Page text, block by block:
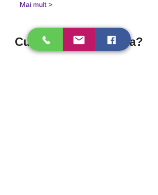
Mai mult >
Cum ne poți contacta?